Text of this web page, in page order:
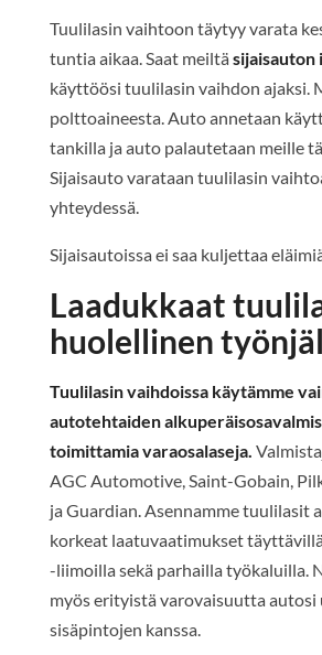
Tuulilasin vaihtoon täytyy varata
tuntia aikaa. Saat meiltäsijaisauton
käyttöösi tuulilasin vaihdon ajaksi.
polttoaineesta. Auto annetaan
tankilla ja auto palautetaan meille
Sijaisauto varataan tuulilasin
yhteydessä.
Sijaisautoissa ei saa kuljettaa
Laadukkaat
huolellinen
Tuulilasin vaihdoissa käytämme
autotehtaiden
toimittamia varaosalaseja.
AGC Automotive, Saint-Gobain,
ja Guardian. Asennamme tuulilasit
korkeat laatuvaatimukset
-liimoilla sekä parhailla työkaluilla.
myös erityistä varovaisuutta autosi
sisäpintojen kanssa.